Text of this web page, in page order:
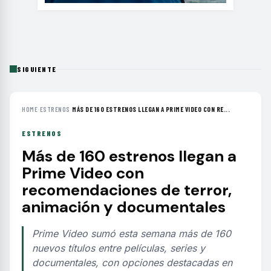
SIGUIENTE
HOME›ESTRENOS ›MÁS DE 160 ESTRENOS LLEGAN A PRIME VIDEO CON RE...
ESTRENOS
Más de 160 estrenos llegan a
Prime Video con
recomendaciones de terror,
animación y documentales
Prime Video sumó esta semana más de 160
nuevos títulos entre películas, series y
documentales, con opciones destacadas en